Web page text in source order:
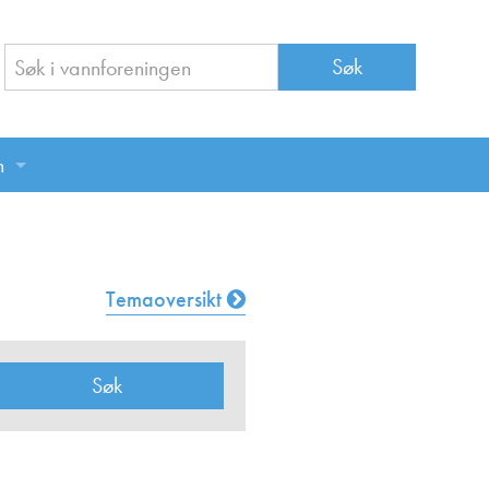
Temaoversikt